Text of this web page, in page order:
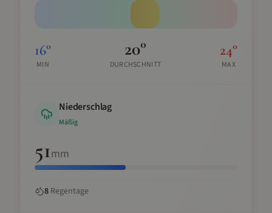
16°
MIN
20°
DURCHSCHNITT
24°
MAX
Niederschlag
Mäßig
51mm
8 Regentage